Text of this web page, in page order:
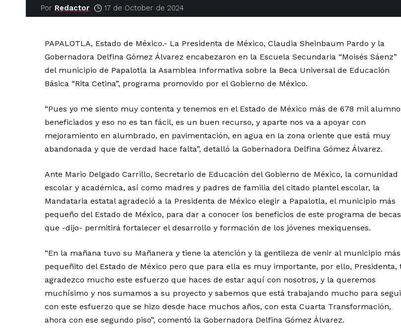
Por Redactor 17 de October de 2024
PAPALOTLA, Estado de México.- La Presidenta de México, Claudia Sheinbaum Pardo y la
Gobernadora Delfina Gómez Álvarez encabezaron en la Escuela Secundaria “Moisés Sáenz”
del municipio de Papalotla la Asamblea Informativa sobre la Beca Universal de Educación
Básica “Rita Cetina”, programa promovido por el Gobierno de México.
“Pues yo me siento muy contenta y tenemos en el Estado de México más de 678 mil
beneficiados y eso no es tan fácil, es un buen recurso, y aparte nos va a apoyar con
mejoramiento en alumbrado, en pavimentación, en agua en la zona oriente que está muy
abandonada y que de verdad hace falta”, detalló la Gobernadora Delfina Gómez Álvarez.
Ante Mario Delgado Carrillo, Secretario de Educación del Gobierno de México, la comunidad
escolar y académica, así como madres y padres de familia del citado plantel escolar, la
Mandataria estatal agradeció a la Presidenta de México elegir a Papalotla, el municipio más
pequeño del Estado de México, para dar a conocer los beneficios de este programa de becas
que -dijo- permitirá fortalecer el desarrollo y formación de los jóvenes mexiquenses.
“En la mañana tuvo su Mañanera y tiene la atención y la gentileza de venir al municipio más
pequeñito del Estado de México pero que para ella es muy importante, por ello, Presidenta,
agradezco mucho este esfuerzo que haces de estar aquí con nosotros, y la queremos
muchísimo y nos sumamos a su proyecto y sabemos que está trabajando mucho para
con este esfuerzo que se hizo desde hace muchos años, con esta Cuarta Transformación,
ahora con ese segundo piso”, comentó la Gobernadora Delfina Gómez Álvarez.